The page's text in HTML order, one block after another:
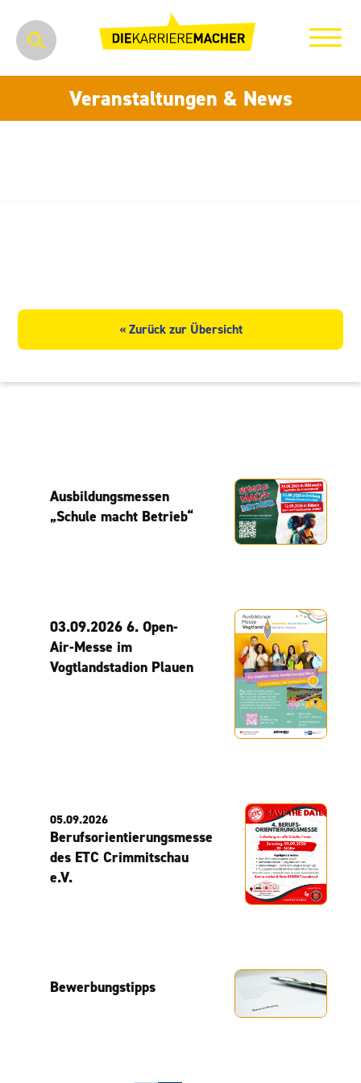
Veranstaltungen & News
« Zurück zur Übersicht
Ausbildungsmessen
„Schule macht Betrieb“
03.09.2026 6. Open-
Air-Messe im
Vogtlandstadion Plauen
05.09.2026
Berufsorientierungsmesse
des ETC Crimmitschau
e.V.
Bewerbungstipps